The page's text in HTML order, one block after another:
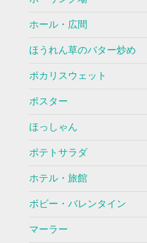
ホール・広間
ほうれん草のバター炒め
ポカリスウェット
ポスター
ほっしゃん
ポテトサラダ
ホテル・旅館
ボビー・バレンタイン
マーラー